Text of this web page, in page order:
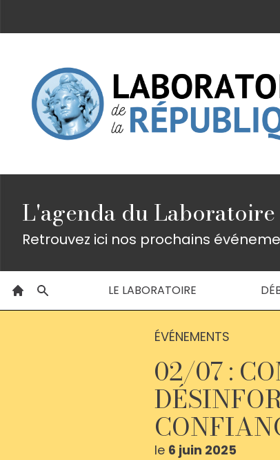
L'agenda du Laboratoire
Retrouvez ici nos prochains
LE LABORATOIRE
ÉVÉNEMENTS
02/07 :
le 6 juin 2025